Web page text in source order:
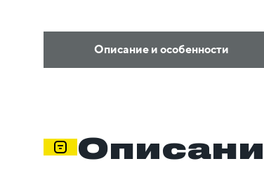
Описание и особенности